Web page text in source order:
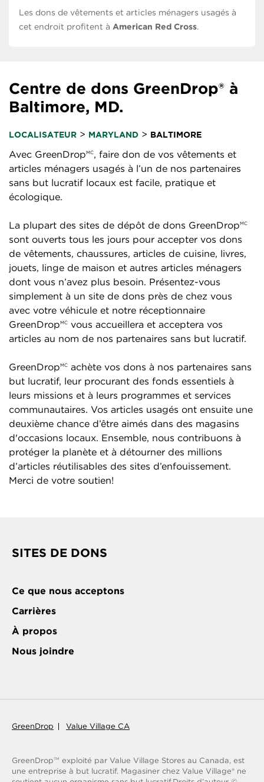
Les dons de vêtements et articles ménagers usagés à
cet endroit profitent à American Red Cross.
Centre de dons GreenDrop® à
Baltimore, MD.
LOCALISATEUR > MARYLAND > BALTIMORE
Avec GreenDropMC, faire don de vos vêtements et
articles ménagers usagés à l’un de nos partenaires
sans but lucratif locaux est facile, pratique et
écologique.
La plupart des sites de dépôt de dons GreenDropMC
sont ouverts tous les jours pour accepter vos dons
de vêtements, chaussures, articles de cuisine, livres,
jouets, linge de maison et autres articles ménagers
dont vous n’avez plus besoin. Présentez-vous
simplement à un site de dons près de chez vous
avec votre véhicule et notre réceptionnaire
GreenDropMC vous accueillera et acceptera vos
articles au nom de nos partenaires sans but lucratif.
GreenDropMC achète vos dons à nos partenaires sans
but lucratif, leur procurant des fonds essentiels à
leurs missions et à leurs programmes et services
communautaires. Vos articles usagés ont ensuite une
deuxième chance d’être aimés dans des magasins
d'occasions locaux. Ensemble, nous contribuons à
protéger la planète et à détourner des millions
d’articles réutilisables des sites d’enfouissement.
Merci de votre soutien!
SITES DE DONS
Ce que nous acceptons
Carrières
À propos
Nous joindre
GreenDrop Value Village CA
GreenDropTM
exploité par Value Village Stores au Canada, est
une entreprise à but lucratif. Magasiner chez Value Village® ne